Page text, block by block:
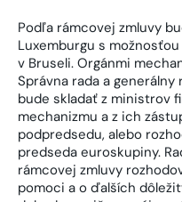
Podľa rámcovej zmluvy
Luxemburgu s
v Bruseli. Orgánmi
Správna rada a generálny
bude skladať z ministrov
mechanizmu a z ich
podpredsedu, alebo
predseda euroskupiny.
rámcovej zmluvy
pomoci a o ďalších